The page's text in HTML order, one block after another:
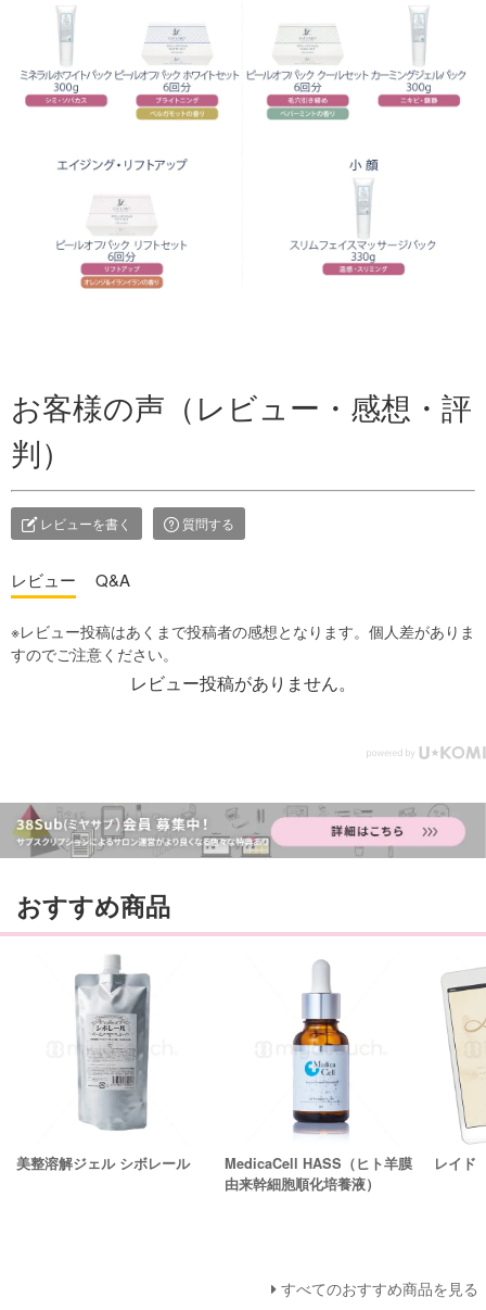
お客様の声（レビュー・感想・評
判）
レビューを書く 質問する
レビュー Q&A
レビュー投稿がありません。
おすすめ商品
美整溶解ジェル シボレール
MedicaCell HASS（ヒト羊膜
由来幹細胞順化培養液）
レイド
すべてのおすすめ商品を見る